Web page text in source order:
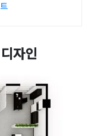
자인